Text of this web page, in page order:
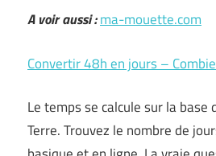
A voir aussi :ma-mouette.com
Convertir 48h en jours –
Le temps se calcule sur la
Terre. Trouvez le nombre de